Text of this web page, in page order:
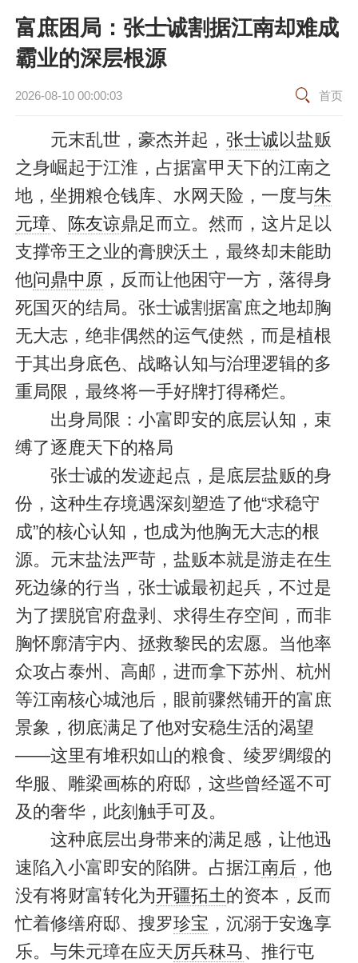
富庶困局：张士诚割据江南却难成
霸业的深层根源
2026-08-10 00:00:03 首页
元末乱世，豪杰并起， 张士诚以盐贩
之身崛起于江淮，占据富甲天下的江南之
地，坐拥粮仓钱库、水网天险，一度与朱
元璋、 陈友谅鼎足而立。然而，这片足以
支撑帝王之业的膏腴沃土，最终却未能助
他问鼎中原 ，反而让他困守一方，落得身
死国灭的结局。张士诚割据富庶之地却胸
无大志，绝非偶然的运气使然，而是植根
于其出身底色、战略认知与治理逻辑的多
重局限，最终将一手好牌打得稀烂。
出身局限：小富即安的底层认知，束
缚了逐鹿天下的格局
张士诚的发迹起点，是底层盐贩的身
份，这种生存境遇深刻塑造了他“求稳守
成”的核心认知，也成为他胸无大志的根
源。元末盐法严苛，盐贩本就是游走在生
死边缘的行当，张士诚最初起兵，不过是
为了摆脱官府盘剥、求得生存空间，而非
胸怀廓清宇内、拯救黎民的宏愿。当他率
众攻占泰州、高邮，进而拿下苏州、杭州
等江南核心城池后，眼前骤然铺开的富庶
景象，彻底满足了他对安稳生活的渴望
——这里有堆积如山的粮食、绫罗绸缎的
华服、雕梁画栋的府邸，这些曾经遥不可
及的奢华，此刻触手可及。
这种底层出身带来的满足感，让他迅
速陷入小富即安的陷阱。占据江南后 ，他
没有将财富转化为开疆拓土的资本，反而
忙着修缮府邸、搜罗珍宝 ，沉溺于安逸享
乐。与朱元璋在应天厉兵秣马、推行屯